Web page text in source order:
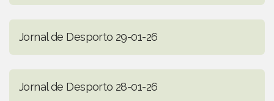
Jornal de Desporto 29-01-26
Jornal de Desporto 28-01-26